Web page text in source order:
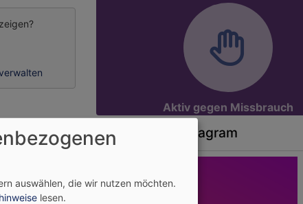
Aktiv gegen Missbrauch
Dekanat auf Instagram
auswählen, die wir nutzen möchten.
lesen.